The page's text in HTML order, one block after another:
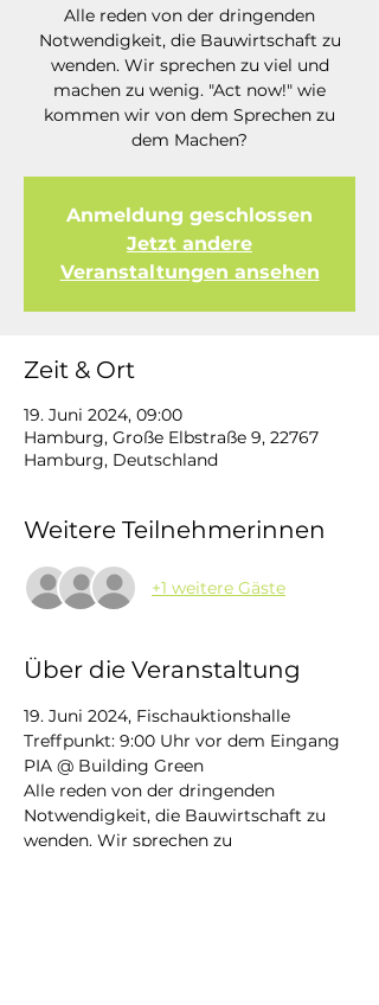
Alle reden von der dringenden
Notwendigkeit, die Bauwirtschaft zu
wenden. Wir sprechen zu viel und
machen zu wenig. "Act now!" wie
kommen wir von dem Sprechen zu
dem Machen?
Anmeldung geschlossen
Jetzt andere
Veranstaltungen ansehen
Zeit & Ort
19. Juni 2024, 09:00
Hamburg, Große Elbstraße 9, 22767
Hamburg, Deutschland
Weitere Teilnehmerinnen
+1 weitere Gäste
Über die Veranstaltung
19. Juni 2024, Fischauktionshalle
Treffpunkt: 9:00 Uhr vor dem Eingang
PIA @ Building Green
Alle reden von der dringenden
Notwendigkeit, die Bauwirtschaft zu
wenden. Wir sprechen zu